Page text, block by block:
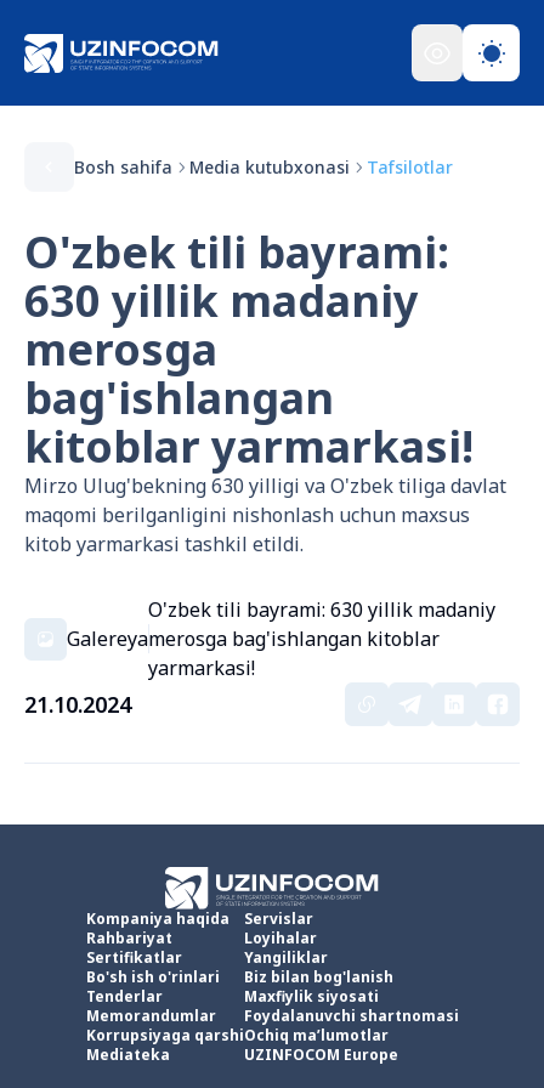
Bosh sahifa Media kutubxonasi Tafsilotlar
O'zbek tili bayrami:
630 yillik madaniy
merosga
bag'ishlangan
kitoblar yarmarkasi!
Mirzo Ulug'bekning 630 yilligi va O'zbek tiliga davlat
maqomi berilganligini nishonlash uchun maxsus
kitob yarmarkasi tashkil etildi.
Galereya
O'zbek tili bayrami: 630 yillik madaniy
merosga bag'ishlangan kitoblar
yarmarkasi!
21.10.2024
Kompaniya haqida
Rahbariyat
Sertifikatlar
Bo'sh ish o'rinlari
Tenderlar
Memorandumlar
Korrupsiyaga qarshi
Mediateka
Servislar
Loyihalar
Yangiliklar
Biz bilan bog'lanish
Maxfiylik siyosati
Foydalanuvchi shartnomasi
Ochiq ma’lumotlar
UZINFOCOM Europe